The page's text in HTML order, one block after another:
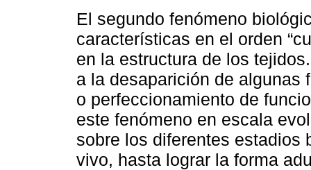
El segundo fenómeno
características en el orden
en la estructura de los
a la desaparición de algunas
o perfeccionamiento de
este fenómeno en escala
sobre los diferentes estadios
vivo, hasta lograr la forma